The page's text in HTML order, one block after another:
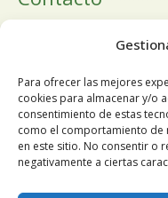
Para ofrecer las mejores
cookies para almacenar y/o
consentimiento de estas
como el comportamiento de
en este sitio. No consentir o
negativamente a ciertas
Calle Doctor Calero,
Tlfn: +34 91 196 19 63